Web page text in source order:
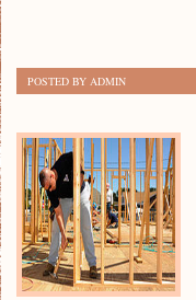
POSTED BY ADMIN